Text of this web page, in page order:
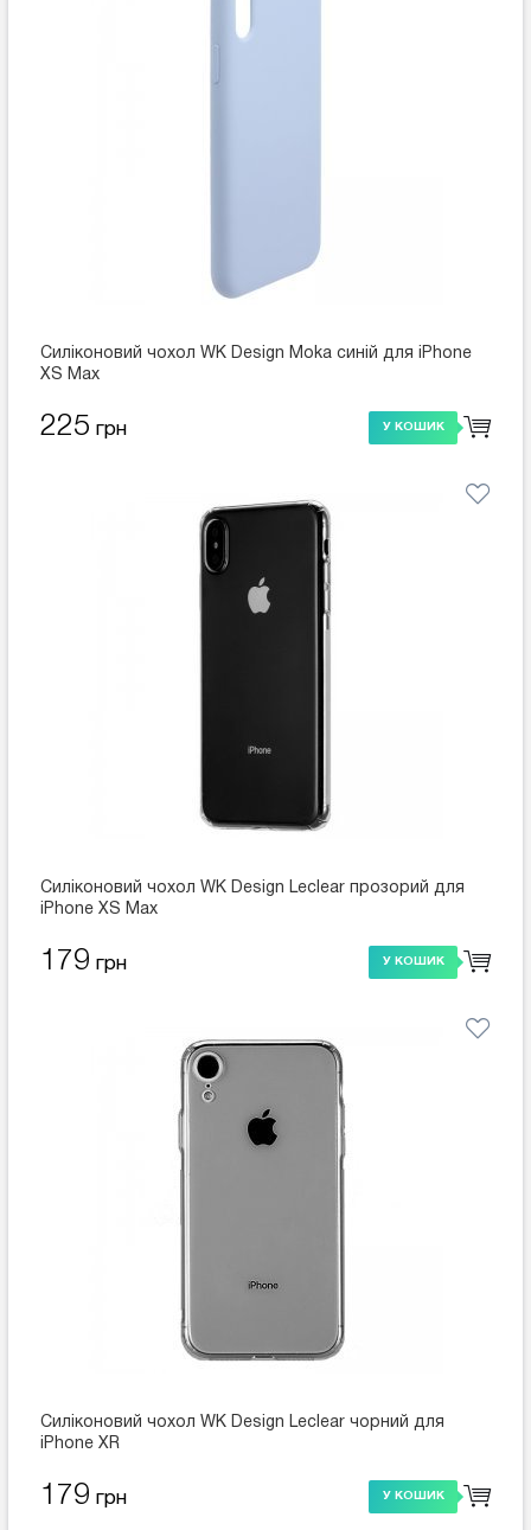
Силіконовий чохол WK Design Moka синій для iPhone
XS Max
225 грн У КОШИК
Силіконовий чохол WK Design Leclear прозорий для
iPhone XS Max
179 грн У КОШИК
Силіконовий чохол WK Design Leclear чорний для
iPhone XR
179 грн У КОШИК